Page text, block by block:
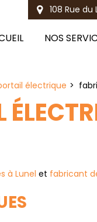
108 Rue
NOS
électrique
à Lunel et fabricant